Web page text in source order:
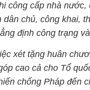
công cấp nhà
dân chủ, công khai,
định công trạng
xét tặng huân
cao cả cho Tổ
chống Pháp đến